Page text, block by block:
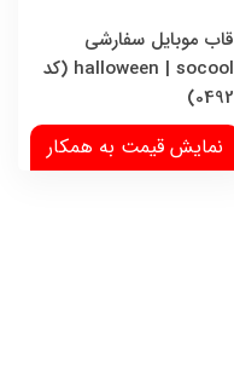
قاب موبایل سفارشی
halloween | socool (کد
0492)
نمایش قیمت به همکار